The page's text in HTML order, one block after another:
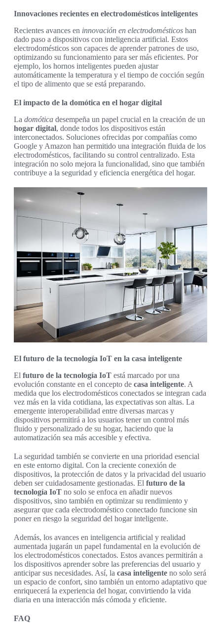
Innovaciones recientes en electrodomésticos inteligentes
Recientes avances en innovación en electrodomésticos han
dado paso a dispositivos con inteligencia artificial. Estos
electrodomésticos son capaces de aprender patrones de uso,
optimizando su funcionamiento para ser más eficientes. Por
ejemplo, los hornos inteligentes pueden ajustar
automáticamente la temperatura y el tiempo de cocción según
el tipo de alimento que se está preparando.
El impacto de la domótica en el hogar digital
La domótica desempeña un papel crucial en la creación de un
hogar digital, donde todos los dispositivos están
interconectados. Soluciones ofrecidas por compañías como
Google y Amazon han permitido una integración fluida de los
electrodomésticos, facilitando su control centralizado. Esta
integración no solo mejora la funcionalidad, sino que también
contribuye a la seguridad y eficiencia energética del hogar.
El futuro de la tecnología IoT en la casa inteligente
El futuro de la tecnología IoT está marcado por una
evolución constante en el concepto de casa inteligente. A
medida que los electrodomésticos conectados se integran cada
vez más en la vida cotidiana, las expectativas son altas. La
emergente interoperabilidad entre diversas marcas y
dispositivos permitirá a los usuarios tener un control más
fluido y personalizado de su hogar, haciendo que la
automatización sea más accesible y efectiva.
La seguridad también se convierte en una prioridad esencial
en este entorno digital. Con la creciente conexión de
dispositivos, la protección de datos y la privacidad del usuario
deben ser cuidadosamente gestionadas. El futuro de la
tecnología IoT no solo se enfoca en añadir nuevos
dispositivos, sino también en optimizar su rendimiento y
asegurar que cada electrodoméstico conectado funcione sin
poner en riesgo la seguridad del hogar inteligente.
Además, los avances en inteligencia artificial y realidad
aumentada jugarán un papel fundamental en la evolución de
los electrodomésticos conectados. Estos avances permitirán a
los dispositivos aprender sobre las preferencias del usuario y
anticipar sus necesidades. Así, la casa inteligente no solo será
un espacio de confort, sino también un entorno adaptativo que
enriquecerá la experiencia del hogar, convirtiendo la vida
diaria en una interacción más cómoda y eficiente.
FAQ